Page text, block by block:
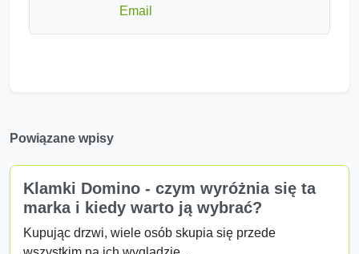
Email
Powiązane wpisy
Klamki Domino - czym wyróżnia się ta
marka i kiedy warto ją wybrać?
Kupując drzwi, wiele osób skupia się przede